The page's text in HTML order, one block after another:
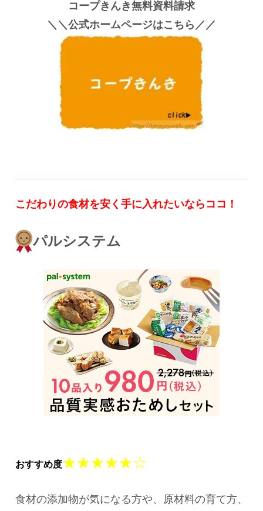
コープきんき無料資料請求
＼＼公式ホームページはこちら／／
こだわりの食材を安く手に入れたいならココ！
パルシステム
おすすめ度★★★★★☆
食材の添加物が気になる方や、原材料の育て方、